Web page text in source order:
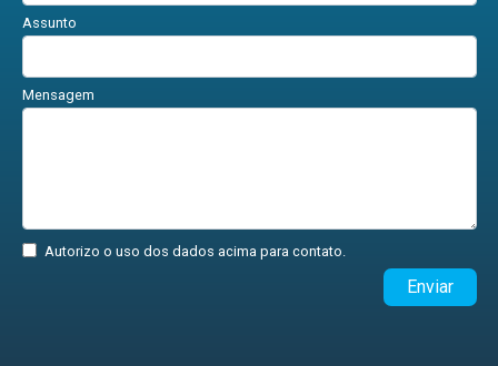
Assunto
Mensagem
Autorizo o uso dos dados acima para contato.
Enviar